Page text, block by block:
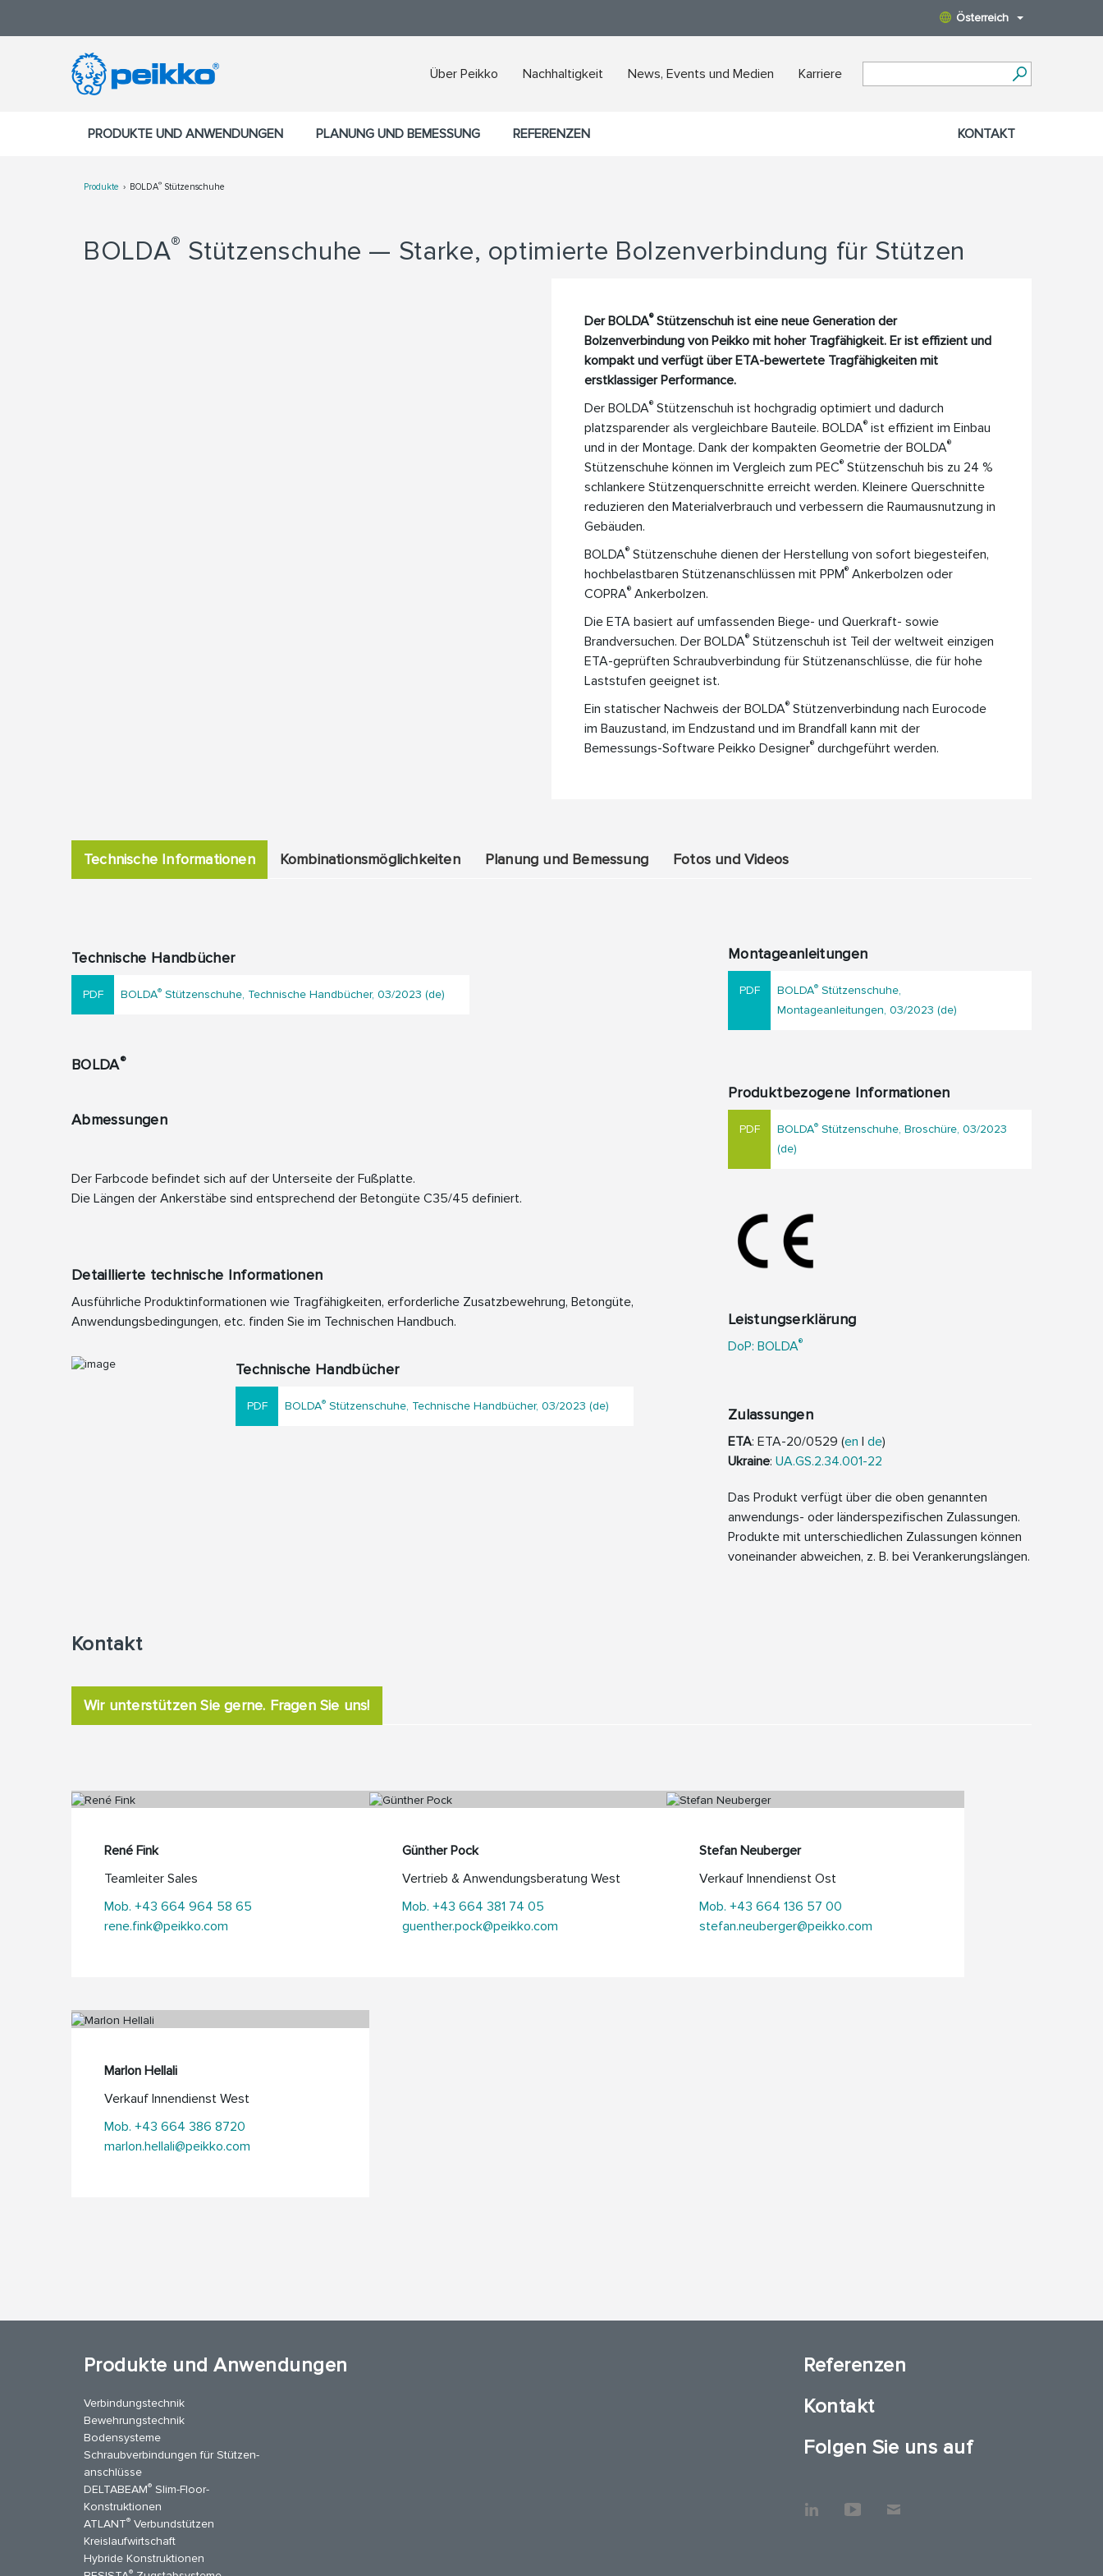
Österreich
Über Peikko Nachhaltigkeit News, Events und Medien Karriere
PRODUKTE UND ANWENDUNGEN PLANUNG UND BEMESSUNG REFERENZEN KONTAKT
Produkte BOLDA® Stützenschuhe
BOLDA® Stützenschuhe — Starke, optimierte Bolzenverbindung für Stützen
Der BOLDA®Stützenschuh ist eine neue Generation der
Bolzenverbindung von Peikko mit hoher Tragfähigkeit. Er ist effizient und
kompakt und verfügt über ETA-bewertete Tragfähigkeiten mit
erstklassiger Performance.
Der BOLDA® Stützenschuh ist hochgradig optimiert und dadurch
platzsparender als vergleichbare Bauteile. BOLDA® ist effizient im Einbau
und in der Montage. Dank der kompakten Geometrie der BOLDA®
Stützenschuhe können im Vergleich zum PEC® Stützenschuh bis zu 24 %
schlankere Stützenquerschnitte erreicht werden. Kleinere Querschnitte
reduzieren den Materialverbrauch und verbessern die Raumausnutzung in
Gebäuden.
BOLDA® Stützenschuhe dienen der Herstellung von sofort biegesteifen,
hochbelastbaren Stützenanschlüssen mit PPM® Ankerbolzen oder
COPRA® Ankerbolzen.
Die ETA basiert auf umfassenden Biege- und Querkraft- sowie
Brandversuchen. Der BOLDA® Stützenschuh ist Teil der weltweit einzigen
ETA-geprüften Schraubverbindung für Stützenanschlüsse, die für hohe
Laststufen geeignet ist.
Ein statischer Nachweis der BOLDA® Stützenverbindung nach Eurocode
im Bauzustand, im Endzustand und im Brandfall kann mit der
Bemessungs-Software Peikko Designer® durchgeführt werden.
Technische Informationen Kombinationsmöglichkeiten Planung und Bemessung Fotos und Videos
Technische Handbücher
BOLDA® Stützenschuhe, Technische Handbücher, 03/2023 (de)
BOLDA®
Abmessungen
Der Farbcode befindet sich auf der Unterseite der Fußplatte.
Die Längen der Ankerstäbe sind entsprechend der Betongüte C35/45 definiert.
Detaillierte technische Informationen
Ausführliche Produktinformationen wie Tragfähigkeiten, erforderliche Zusatzbewehrung, Betongüte,
Anwendungsbedingungen, etc. finden Sie im Technischen Handbuch.
Technische Handbücher
BOLDA® Stützenschuhe, Technische Handbücher, 03/2023 (de)
Montageanleitungen
BOLDA® Stützenschuhe,
Montageanleitungen, 03/2023 (de)
Produktbezogene Informationen
BOLDA® Stützenschuhe, Broschüre, 03/2023
(de)
Leistungserklärung
DoP: BOLDA®
Zulassungen
ETA: ETA-20/0529 (en | de)
Ukraine: UA.GS.2.34.001-22
Das Produkt verfügt über die oben genannten
anwendungs- oder länderspezifischen Zulassungen.
Produkte mit unterschiedlichen Zulassungen können
voneinander abweichen, z. B. bei Verankerungslängen.
Kontakt
Wir unterstützen Sie gerne. Fragen Sie uns!
René Fink
Teamleiter Sales
Mob. +43 664 964 58 65
rene.fink@peikko.com
Günther Pock
Vertrieb & Anwendungsberatung West
Mob. +43 664 381 74 05
guenther.pock@peikko.com
Stefan Neuberger
Verkauf Innendienst Ost
Mob. +43 664 136 57 00
stefan.neuberger@peikko.com
Marlon Hellali
Verkauf Innendienst West
Mob. +43 664 386 8720
marlon.hellali@peikko.com
Produkte und Anwendungen
Verbindungstechnik
Bewehrungstechnik
Bodensysteme
Schraubverbindungen für Stützen­
anschlüsse
DELTABEAM® Slim-Floor-
Konstruktionen
ATLANT® Verbundstützen
Kreislaufwirtschaft
Hybride Konstruktionen
®
Referenzen
Kontakt
Folgen Sie uns auf
Kontakt